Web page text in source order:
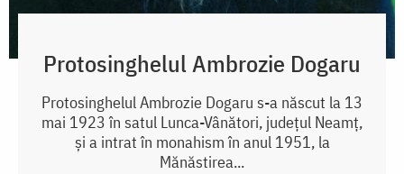
Protosinghelul Ambrozie Dogaru
Protosinghelul Ambrozie Dogaru s-a născut la 13
mai 1923 în satul Lunca-Vânători, județul Neamț,
și a intrat în monahism în anul 1951, la
Mănăstirea...